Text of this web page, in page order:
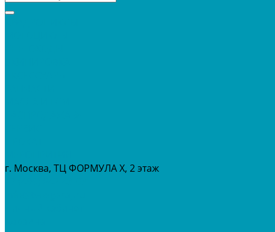
г. Москва, ТЦ ФОРМУЛА Х, 2 этаж